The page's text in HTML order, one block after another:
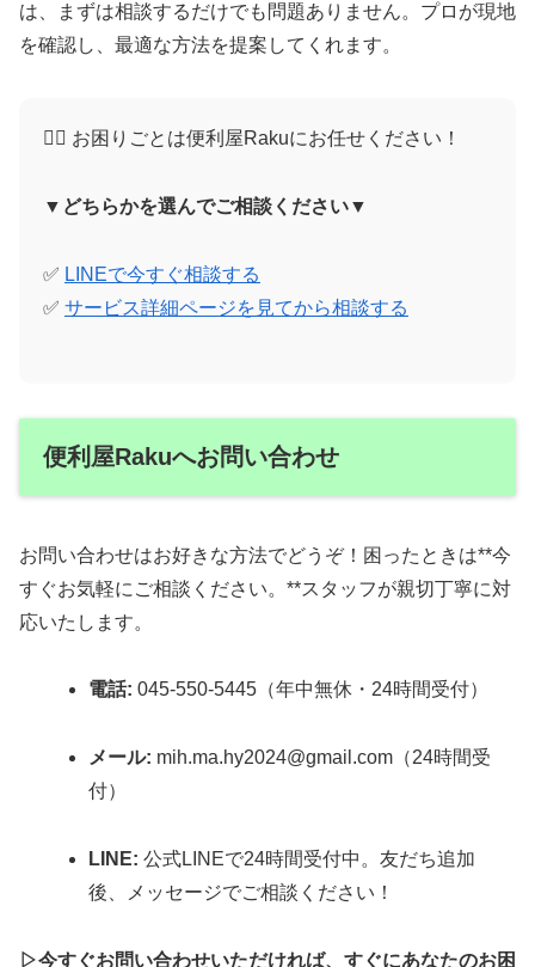
は、まずは相談するだけでも問題ありません。プロが現地
を確認し、最適な方法を提案してくれます。
🙋‍♀️ お困りごとは便利屋Rakuにお任せください！
▼どちらかを選んでご相談ください▼
✅ LINEで今すぐ相談する
✅ サービス詳細ページを見てから相談する
便利屋Rakuへお問い合わせ
お問い合わせはお好きな方法でどうぞ！困ったときは**今
すぐお気軽にご相談ください。**スタッフが親切丁寧に対
応いたします。
電話: 045-550-5445（年中無休・24時間受付）
メール: mih.ma.hy2024@gmail.com（24時間受
付）
LINE: 公式LINEで24時間受付中。友だち追加
後、メッセージでご相談ください！
▷今すぐお問い合わせいただければ、すぐにあなたのお困